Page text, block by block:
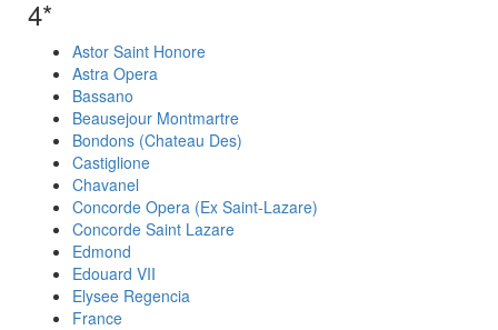
4*
Astor Saint Honore
Astra Opera
Bassano
Beausejour Montmartre
Bondons (Chateau Des)
Castiglione
Chavanel
Concorde Opera (Ex Saint-Lazare)
Concorde Saint Lazare
Edmond
Edouard VII
Elysee Regencia
France